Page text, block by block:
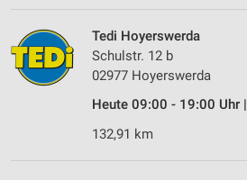
Tedi Hoyerswerda
Schulstr. 12 b
02977 Hoyerswerda
Heute 09:00 - 19:00 Uhr |
132,91 km
Nicht-IAB-Verarbeitungszwecke:
Notwendig
Performance